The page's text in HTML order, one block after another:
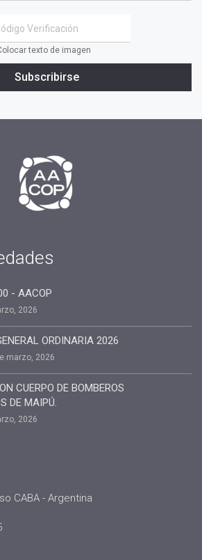
texto de imagen
Subscribirse
- AACOP
2026
ORDINARIA 2026
marzo, 2026
CUERPO DE BOMBEROS
DE MAIPÚ.
2026
CABA - Argentina